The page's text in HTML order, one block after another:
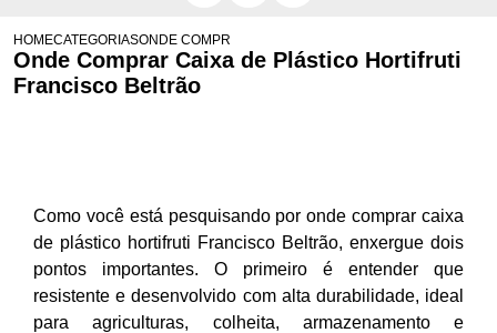
HOMECATEGORIASONDE COMPRAR CAIXA DE PLÁSTICO HORTIFRUTI
Onde Comprar Caixa de Plástico Hortifruti
Francisco Beltrão
Como você está pesquisando por onde comprar caixa
de plástico hortifruti Francisco Beltrão, enxergue dois
pontos importantes. O primeiro é entender que
resistente e desenvolvido com alta durabilidade, ideal
para agriculturas, colheita, armazenamento e